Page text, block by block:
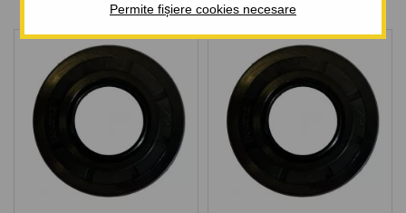
Permite fișiere cookies necesare